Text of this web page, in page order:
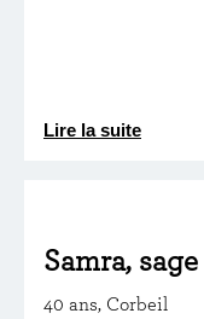
Lire la suite
Samra,
40 ans, Corbeil